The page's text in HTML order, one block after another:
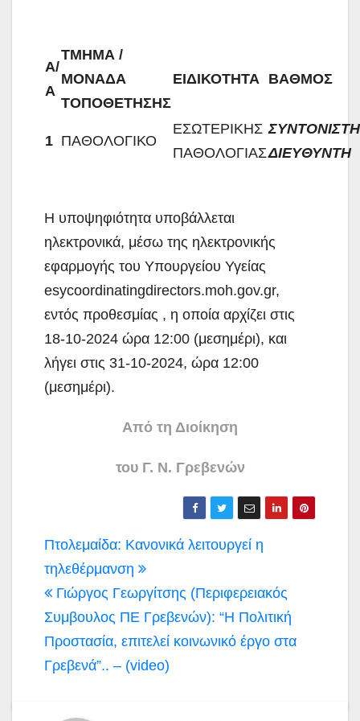
Α/
Α
ΤΜΗΜΑ /
ΜΟΝΑΔΑ
ΤΟΠΟΘΕΤΗΣΗΣ
ΕΙΔΙΚΟΤΗΤΑ ΒΑΘΜΟΣ
1 ΠΑΘΟΛΟΓΙΚΟ
ΕΣΩΤΕΡΙΚΗΣ
ΠΑΘΟΛΟΓΙΑΣ
ΣΥΝΤΟΝΙΣΤΗ
ΔΙΕΥΘΥΝΤΗ
Η υποψηφιότητα υποβάλλεται
ηλεκτρονικά, μέσω της ηλεκτρονικής
εφαρμογής του Υπουργείου Υγείας
esycoordinatingdirectors.moh.gov.gr,
εντός προθεσμίας , η οποία αρχίζει στις
18-10-2024 ώρα 12:00 (μεσημέρι), και
λήγει στις 31-10-2024, ώρα 12:00
(μεσημέρι).
Από τη Διοίκηση
του Γ. Ν. Γρεβενών
Πλοήγηση
άρθρων
Πτολεμαίδα: Κανονικά λειτουργεί η
τηλεθέρμανση
Γιώργος Γεωργίτσης (Περιφερειακός
Συμβουλος ΠΕ Γρεβενών): “Η Πολιτική
Προστασία, επιτελεί κοινωνικό έργο στα
Γρεβενά”.. – (video)